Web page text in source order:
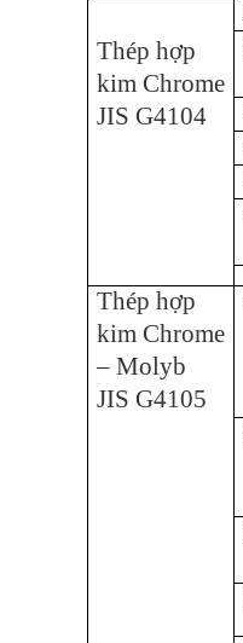
Thép hợp
kim Chrome
JIS G4104
Thép hợp
kim Chrome
– Molyb
JIS G4105